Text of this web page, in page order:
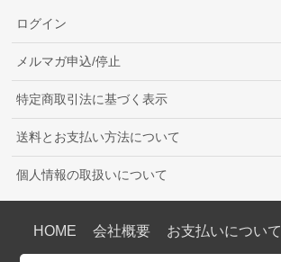
ログイン
メルマガ申込/停止
特定商取引法に基づく表示
送料とお支払い方法について
個人情報の取扱いについて
HOME 会社概要 お支払いについて